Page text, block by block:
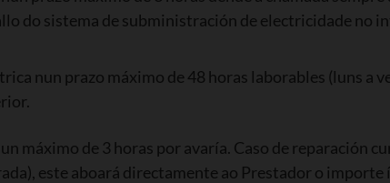
do sistema de subministración de electricidade no
nun prazo máximo de 48 horas laborables (luns a
máximo de 3 horas por avaría. Caso de reparación
este aboará directamente ao Prestador o importe